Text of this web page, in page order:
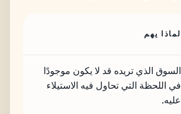
لماذا يهم
السوق الذي تريده قد لا يكون موجودًا
في اللحظة التي تحاول فيه الاستيلاء
عليه.